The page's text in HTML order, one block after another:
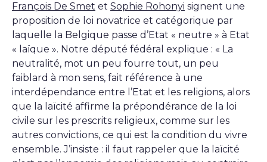
François De Smet et Sophie Rohonyi signent une
proposition de loi novatrice et catégorique par
laquelle la Belgique passe d’Etat « neutre » à Etat
« laïque ». Notre député fédéral explique : « La
neutralité, mot un peu fourre tout, un peu
faiblard à mon sens, fait référence à une
interdépendance entre l’Etat et les religions, alors
que la laïcité affirme la prépondérance de la loi
civile sur les prescrits religieux, comme sur les
autres convictions, ce qui est la condition du vivre
ensemble. J’insiste : il faut rappeler que la laïcité